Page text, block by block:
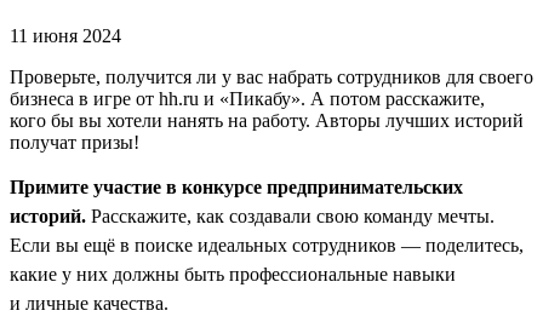
11 июня 2024
Проверьте, получится ли у вас набрать сотрудников для своего
бизнеса в игре от hh.ru и «Пикабу». А потом расскажите,
кого бы вы хотели нанять на работу. Авторы лучших историй
получат призы!
Примите участие в конкурсе предпринимательских
историй. Расскажите, как создавали свою команду мечты.
Если вы ещё в поиске идеальных сотрудников — поделитесь,
какие у них должны быть профессиональные навыки
и личные качества.